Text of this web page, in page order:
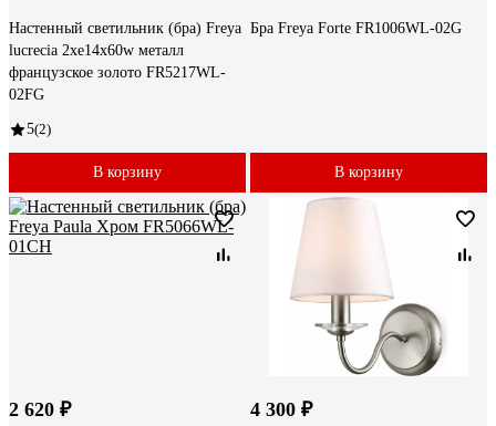
Настенный светильник (бра) Freya
lucrecia 2хe14x60w металл
французское золото FR5217WL-
02FG
5(2)
В корзину
Бра Freya Forte FR1006WL-02G
В корзину
2 620 ₽ 4 300 ₽